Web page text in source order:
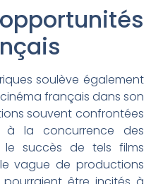
soulève également
français dans son
souvent confrontées
la concurrence des
le succès de tels films
vague de productions